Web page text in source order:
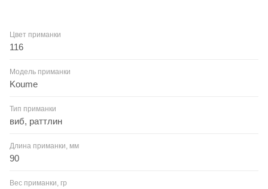
Цвет приманки
116
Модель приманки
Koume
Тип приманки
виб, раттлин
Длина приманки, мм
90
Вес приманки, гр